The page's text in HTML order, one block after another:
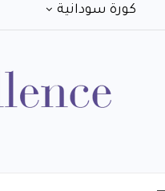
كورة سودانية